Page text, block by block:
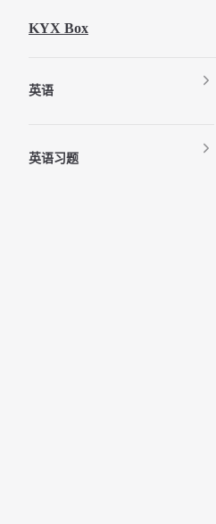
Skip to content
KYX Box
英语
英语习题